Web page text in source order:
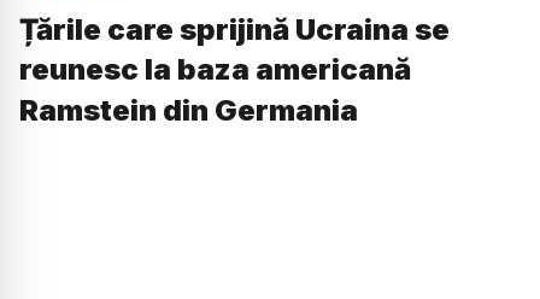
Țările care sprijină Ucraina se
reunesc la baza americană
Ramstein din Germania